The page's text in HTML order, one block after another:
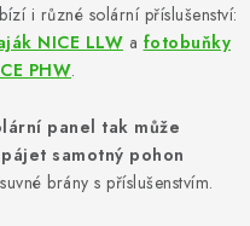
i různé solární příslušenství:
NICE LLW a fotobuňky
PHW.
panel tak může
samotný pohon
brány s příslušenstvím.